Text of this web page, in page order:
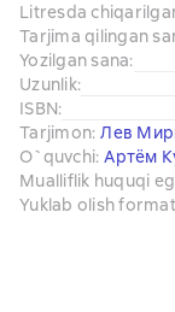
Litresda
Tarjima qilingan
Yozilgan sana:
Uzunlik:
ISBN:
Tarjimon: Лев
O`quvchi: Артём
Mualliflik huquqi
Yuklab olish